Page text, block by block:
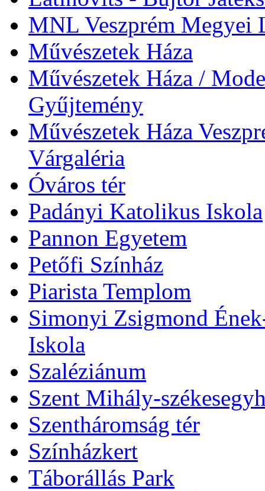
MNL Veszprém Megyei
Művészetek Háza
Művészetek Háza /
Gyűjtemény
Művészetek Háza
Várgaléria
Óváros tér
Padányi Katolikus Iskola
Pannon Egyetem
Petőfi Színház
Piarista Templom
Simonyi Zsigmond
Iskola
Szaléziánum
Szent Mihály-
Szentháromság tér
Színházkert
Táborállás Park